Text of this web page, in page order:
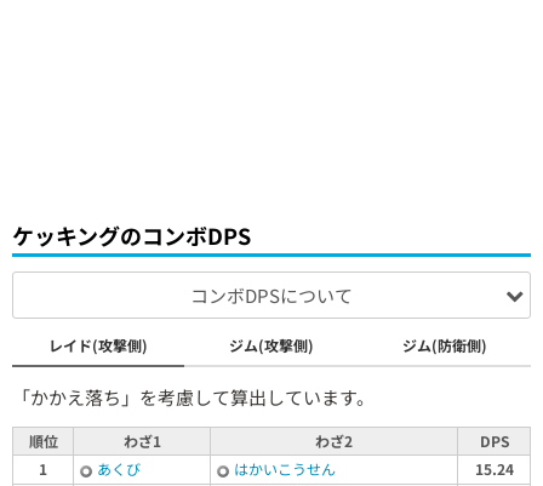
ケッキングのコンボDPS
コンボDPSについて
レイド(攻撃側) ジム(攻撃側) ジム(防衛側)
「かかえ落ち」を考慮して算出しています。
順位 わざ1 わざ2
DPS
1
あくび はかいこうせん
15.24